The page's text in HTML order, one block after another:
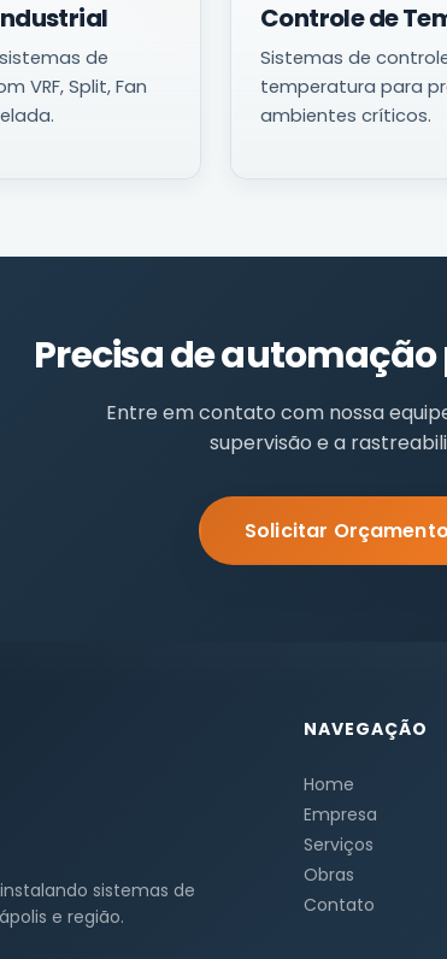
de
VRF, Split, Fan
Controle de
Sistemas de
temperatura para
ambientes críticos.
Precisa de automação
Entre em contato com nossa
supervisão e a
Solicitar Orçamento
sistemas de
e região.
NAVEGAÇÃO
Home
Empresa
Serviços
Obras
Contato